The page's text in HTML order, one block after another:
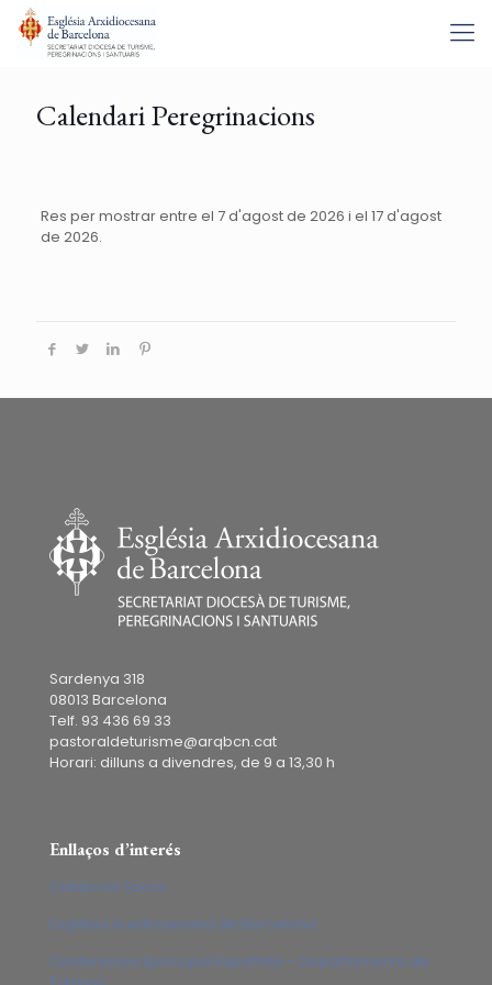
Calendari Peregrinacions
Res per mostrar entre el 7 d'agost de 2026 i el 17 d'agost
de 2026.
Sardenya 318
08013 Barcelona
Telf. 93 436 69 33
pastoraldeturisme@arqbcn.cat
Horari: dilluns a divendres, de 9 a 13,30 h
Enllaços d’interés
Catalonia Sacra
Església Arxidiocesana de Barcelona
Conferencia Episcopal Española – Departamento de